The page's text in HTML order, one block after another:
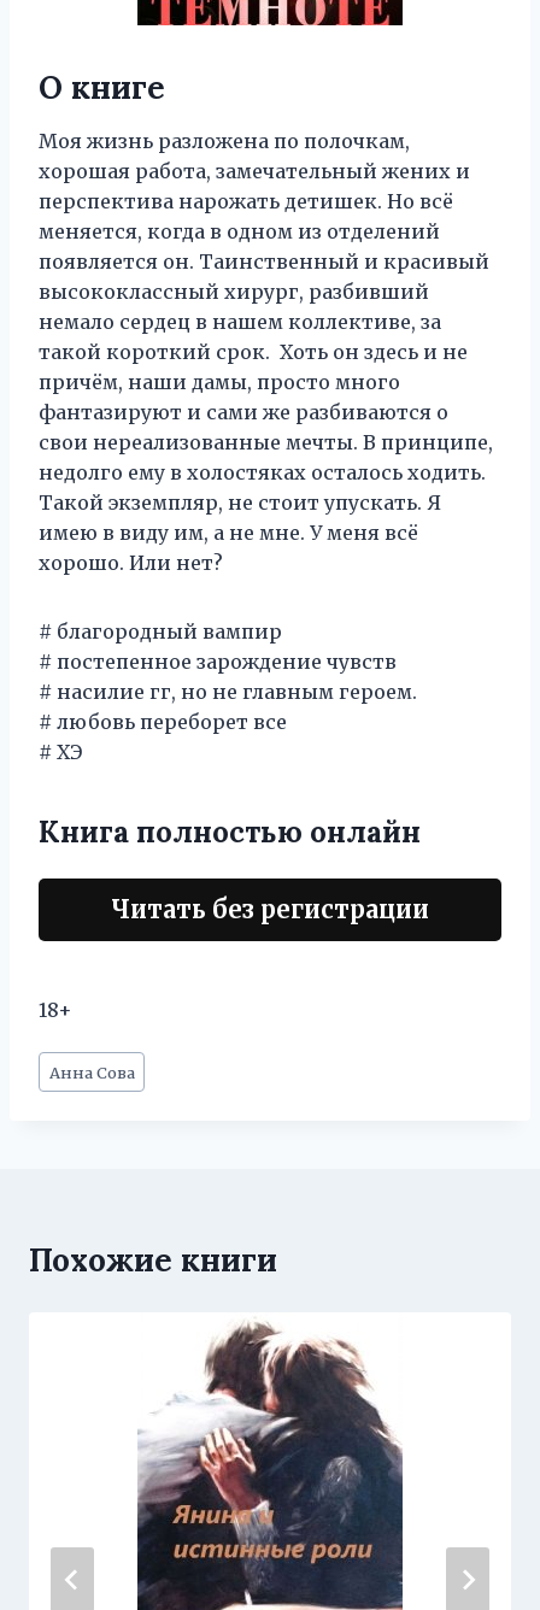
О книге
Моя жизнь разложена по полочкам,
хорошая работа, замечательный жених и
перспектива нарожать детишек. Но всё
меняется, когда в одном из отделений
появляется он. Таинственный и красивый
высококлассный хирург, разбивший
немало сердец в нашем коллективе, за
такой короткий срок. Хоть он здесь и не
причём, наши дамы, просто много
фантазируют и сами же разбиваются о
свои нереализованные мечты. В принципе,
недолго ему в холостяках осталось ходить.
Такой экземпляр, не стоит упускать. Я
имею в виду им, а не мне. У меня всё
хорошо. Или нет?
# благородный вампир
# постепенное зарождение чувств
# насилие гг, но не главным героем.
# любовь переборет все
# ХЭ
Книга полностью онлайн
Читать без регистрации
18+
Метки
записи:
Анна Сова
Похожие книги